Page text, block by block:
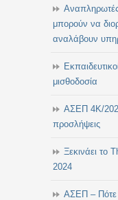
Αναπληρωτές
μπορούν να
αναλάβουν
μισθοδοσία
ΑΣΕΠ 4Κ/
προσλήψεις
Ξεκινάει το
2024
ΑΣΕΠ – Πότε